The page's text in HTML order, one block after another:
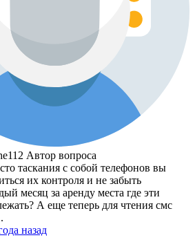
Автор вопроса
таскания с собой телефонов вы
их контроля и не забыть
месяц за аренду места где эти
А еще теперь для чтения смс
назад